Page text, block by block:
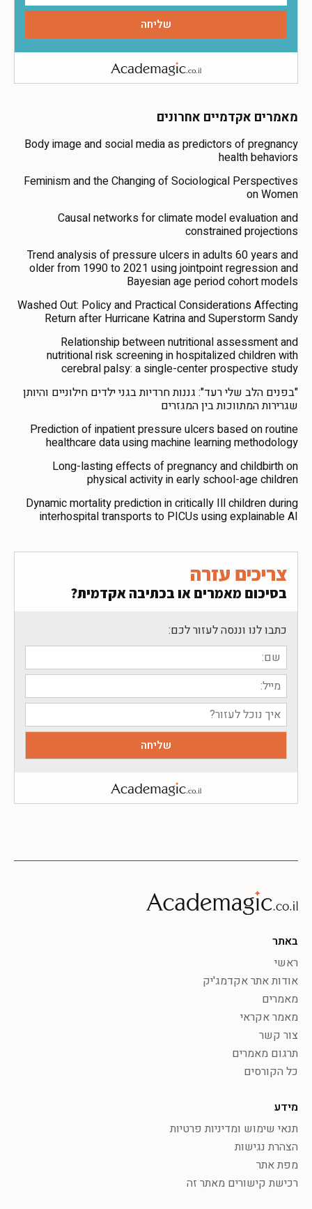
מאמרים אקדמיים אחרונים
Body image and social media as predictors of pregnancy
health behaviors
Feminism and the Changing of Sociological Perspectives
on Women
Causal networks for climate model evaluation and
constrained projections
Trend analysis of pressure ulcers in adults 60 years and
older from 1990 to 2021 using jointpoint regression and
Bayesian age period cohort models
Washed Out: Policy and Practical Considerations Affecting
Return after Hurricane Katrina and Superstorm Sandy
Relationship between nutritional assessment and
nutritional risk screening in hospitalized children with
cerebral palsy: a single-center prospective study
"בפנים הלב שלי רעד": גננות חרדיות בגני ילדים חילוניים והיותן
שגרירות המתווכות בין המגזרים
Prediction of inpatient pressure ulcers based on routine
healthcare data using machine learning methodology
Long-lasting effects of pregnancy and childbirth on
physical activity in early school-age children
Dynamic mortality prediction in critically Ill children during
interhospital transports to PICUs using explainable AI
צריכים עזרה
בסיכום מאמרים או בכתיבה אקדמית?
כתבו לנו וננסה לעזור לכם:
באתר
ראשי
אודות אתר אקדמג'יק
מאמרים
מאמר אקראי
צור קשר
תרגום מאמרים
כל הקורסים
מידע
תנאי שימוש ומדיניות פרטיות
הצהרת נגישות
מפת אתר
רכישת קישורים מאתר זה